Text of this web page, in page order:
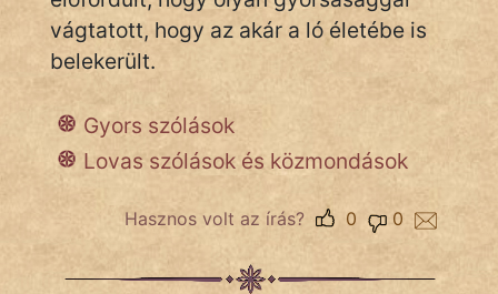
KÖZMONDÁS
PSZICHO
ZENE
FILM
ÉLETMÓD
És
vágtatott, hogy az akár a ló életébe is
belekerült.
Gyors szólások
Lovas szólások és közmondások
Hasznos volt az írás? 0
0